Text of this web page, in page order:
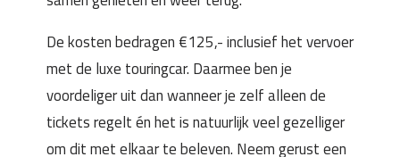
De kosten bedragen €125,- inclusief het vervoer
met de luxe touringcar. Daarmee ben je
voordeliger uit dan wanneer je zelf alleen de
tickets regelt én het is natuurlijk veel gezelliger
om dit met elkaar te beleven. Neem gerust een